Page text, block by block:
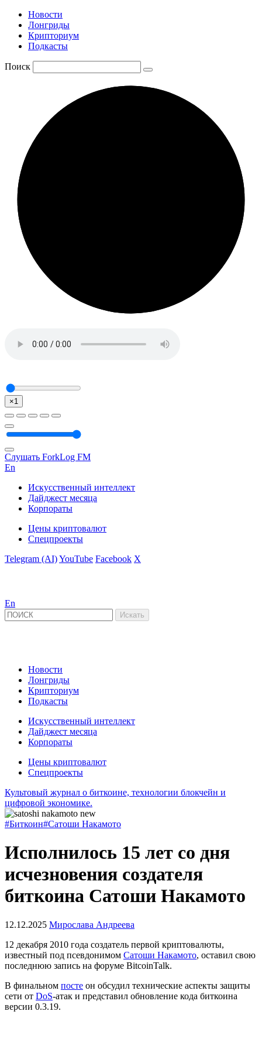
Новости
Лонгриды
Крипториум
Подкасты
Поиск
×1
Слушать ForkLog FM
En
Искусственный интеллект
Дайджест месяца
Корпораты
Цены криптовалют
Спецпроекты
Telegram (AI)YouTube Facebook X
En
Новости
Лонгриды
Крипториум
Подкасты
Искусственный интеллект
Дайджест месяца
Корпораты
Цены криптовалют
Спецпроекты
Культовый журнал о биткоине, технологии блокчейн и
цифровой экономике.
#Биткоин#Сатоши Накамото
Исполнилось 15 лет со дня
исчезновения создателя
биткоина Сатоши Накамото
12.12.2025 Мирослава Андреева
12 декабря 2010 года создатель первой криптовалюты,
известный под псевдонимом Сатоши Накамото, оставил свою
последнюю запись на форуме BitcoinTalk.
В финальном посте он обсудил технические аспекты защиты
сети от DoS-атак и представил обновление кода биткоина
версии 0.3.19.